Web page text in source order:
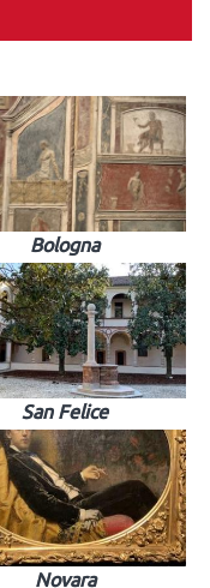
Bologna
San Felice
Novara